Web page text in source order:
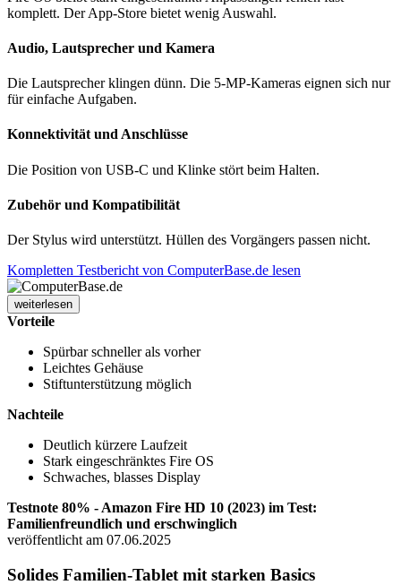
komplett. Der App-Store bietet wenig Auswahl.
Audio, Lautsprecher und Kamera
Die Lautsprecher klingen dünn. Die 5-MP-Kameras eignen sich nur
für einfache Aufgaben.
Konnektivität und Anschlüsse
Die Position von USB-C und Klinke stört beim Halten.
Zubehör und Kompatibilität
Der Stylus wird unterstützt. Hüllen des Vorgängers passen nicht.
Kompletten Testbericht von ComputerBase.de lesen
weiterlesen
Vorteile
Spürbar schneller als vorher
Leichtes Gehäuse
Stiftunterstützung möglich
Nachteile
Deutlich kürzere Laufzeit
Stark eingeschränktes Fire OS
Schwaches, blasses Display
Testnote 80% - Amazon Fire HD 10 (2023) im Test:
Familienfreundlich und erschwinglich
veröffentlicht am 07.06.2025
Solides Familien-Tablet mit starken Basics